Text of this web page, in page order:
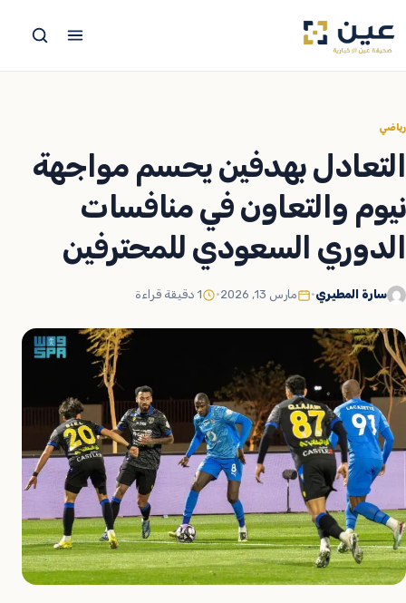
إلى
رياضي
التعادل بهدفين يحسم مواجهة
نيوم والتعاون في منافسات
الدوري السعودي للمحترفين
سارة المطيري• مارس 13, 2026 • 1 دقيقة قراءة